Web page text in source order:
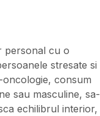
personal cu o
stresate si
consum
sau masculine, sa-
echilibrul interior,